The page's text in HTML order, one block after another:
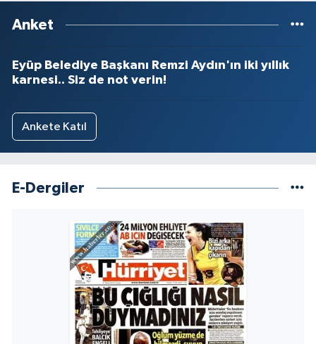
Anket
Eyüp Belediye Başkanı Remzi Aydın'ın iki yıllık
karnesi.. Siz de not verin!
Ankete Katıl
E-Dergiler